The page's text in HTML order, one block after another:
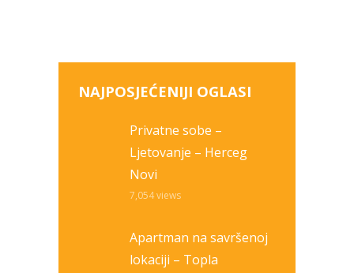
NAJPOSJEĆENIJI OGLASI
Privatne sobe –
Ljetovanje – Herceg
Novi
7,054views
Apartman na savršenoj
lokaciji – Topla